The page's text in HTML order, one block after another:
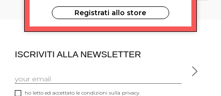
ISCRIVITI ALLA NEWSLETTER
ho letto ed accettato le condizioni sulla privacy.
Registrati allo store